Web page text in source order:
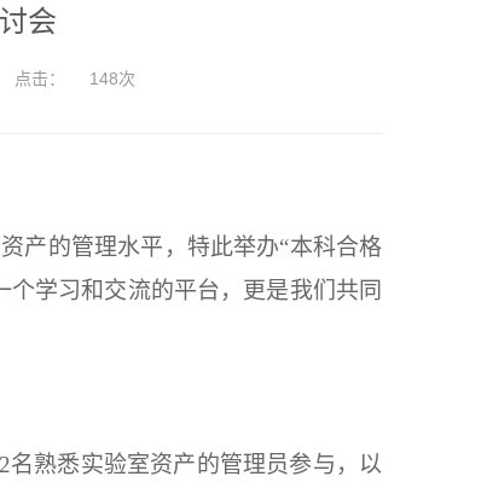
会
点击： 148次
产的管理水平，特此举办“本科合格
学习和交流的平台，更是我们共同
名熟悉实验室资产的管理员参与，以